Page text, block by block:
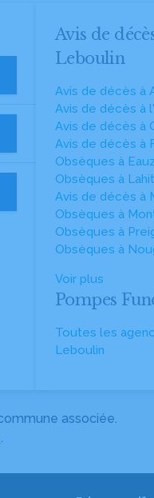
Avis de
Leboulin
Avis de décès à
Avis de décès à
Avis de décès à
Avis de décès à
Obsèques à
Obsèques à
Avis de décès à
Obsèques à
Obsèques à
Obsèques à
Voir plus
Pompes
Toutes les
Leboulin
associée.
.